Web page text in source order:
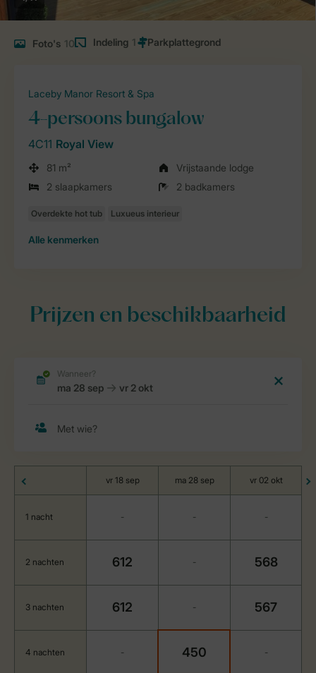
Foto's 10 Indeling 1
Laceby Manor Resort & Spa
4-persoons bungalow
4C11 Royal View
81 m²
Vrijstaande lodge
2 slaapkamers
2 badkamers
Alle kenmerken
Prijzen en beschikbaarheid
vr 18 sep ma 28 sep vr 02 okt
1 nacht - - -
2 nachten 612 - 568
3 nachten 612 - 567
4 nachten - 450 -